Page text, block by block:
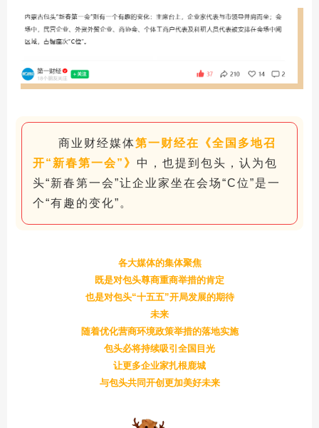
商业财经媒体第一财经在《全国多地召
开“新春第一会”》 中，也提到包头，认为包
头“新春第一会”让企业家坐在会场“C位”是一
个“有趣的变化”。
各大媒体的集体聚焦
既是对包头尊商重商举措的肯定
也是对包头“十五五”开局发展的期待
未来
随着优化营商环境政策举措的落地实施
包头必将持续吸引全国目光
让更多企业家扎根鹿城
与包头共同开创更加美好未来